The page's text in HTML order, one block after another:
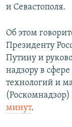
ELIFBE
УКРАИНСКАЯ
ПРИСОЕДИНЯЙТЕСЬ!
Все сайты
и Севастополя.
Об этом
Президенту
Путину и
надзору в
технологий и
минут.